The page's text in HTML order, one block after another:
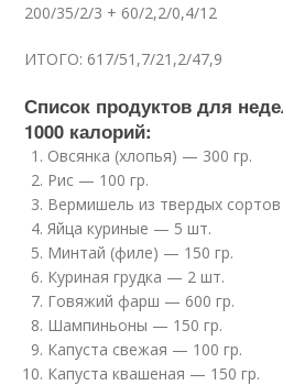
200/35/2/3 + 60/2,2/0,4/12
ИТОГО: 617/51,7/21,2/47,9
Список продуктов для
1000 калорий:
Овсянка (хлопья) — 300 гр.
Рис — 100 гр.
Вермишель из твердых
Яйца куриные — 5 шт.
Минтай (филе) — 150 гр.
Куриная грудка — 2 шт.
Говяжий фарш — 600 гр.
Шампиньоны — 150 гр.
Капуста свежая — 100 гр.
Капуста квашеная — 150 гр.